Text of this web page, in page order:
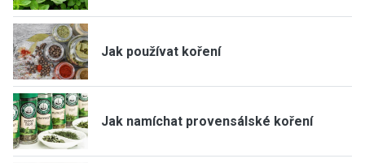
Jak používat koření
Jak namíchat provensálské koření